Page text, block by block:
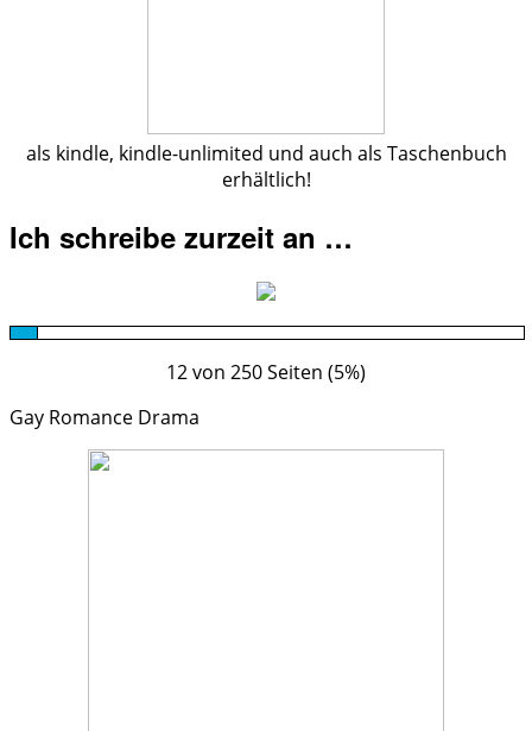
als kindle, kindle-unlimited und auch als Taschenbuch
erhältlich!
Ich schreibe zurzeit an …
12 von 250 Seiten (5%)
Gay Romance Drama